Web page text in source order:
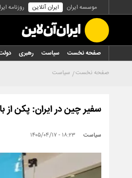
موسسه ایران ایران آنلاین روزنامه
صفحه نخست سیاست رهبری
صفحه نخست سیاست
سفیر چین در ایران: پکن
سیاست ۱۸:۲۳ - ۱۴۰۵/۰۴/۱۷